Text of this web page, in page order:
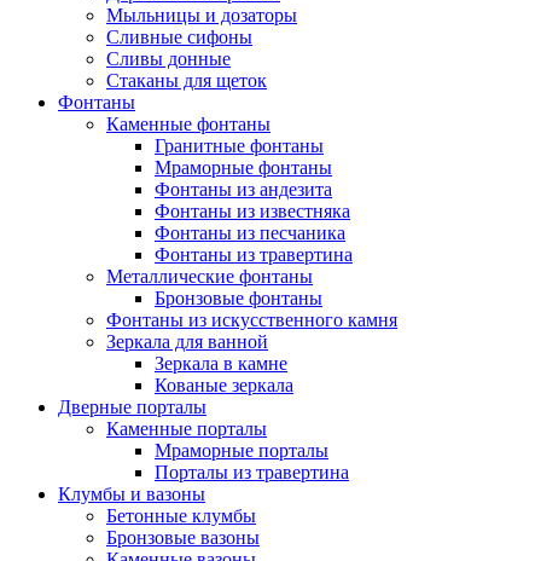
Мыльницы и дозаторы
Сливные сифоны
Сливы донные
Стаканы для щеток
Фонтаны
Каменные фонтаны
Гранитные фонтаны
Мраморные фонтаны
Фонтаны из андезита
Фонтаны из известняка
Фонтаны из песчаника
Фонтаны из травертина
Металлические фонтаны
Бронзовые фонтаны
Фонтаны из искусственного камня
Зеркала для ванной
Зеркала в камне
Кованые зеркала
Дверные порталы
Каменные порталы
Мраморные порталы
Порталы из травертина
Клумбы и вазоны
Бетонные клумбы
Бронзовые вазоны